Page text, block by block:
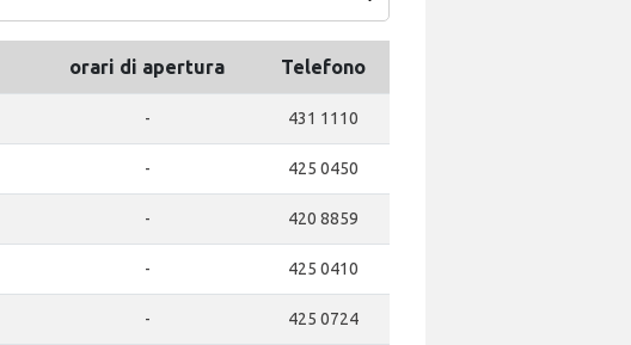
orari di apertura Telefono
- 431 1110
- 425 0450
- 420 8859
- 425 0410
- 425 0724